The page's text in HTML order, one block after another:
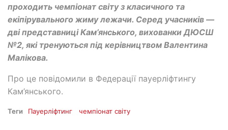
проходить чемпіонат світу з класичного та
екіпірувального жиму лежачи. Серед учасників —
дві представниці Кам’янського, вихованки ДЮСШ
№2, які тренуються під керівництвом Валентина
Малікова.
Про це повідомили в Федерації пауерліфтингу
Кам’янського.
Теги Пауерліфтинг чемпіонат світу